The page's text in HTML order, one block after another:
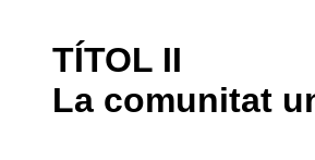
TÍTOL II
La comunitat